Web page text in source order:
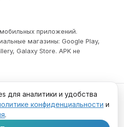
приложений.
магазины: Google Play,
Galaxy Store. APK не
принадлежат их
WhatsApp) признана
для аналитики и удобства
конфиденциальности и
.